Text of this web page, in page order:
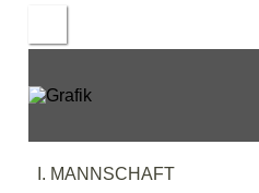
I. MANNSCHAFT